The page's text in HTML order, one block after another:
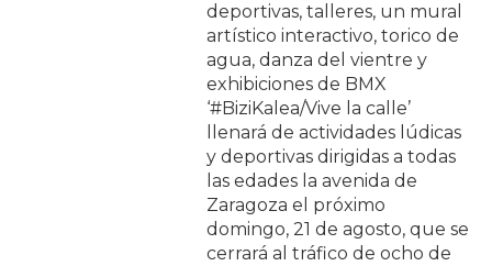
deportivas, talleres, un mural
artístico interactivo, torico de
agua, danza del vientre y
exhibiciones de BMX
‘#BiziKalea/Vive la calle’
llenará de actividades lúdicas
y deportivas dirigidas a todas
las edades la avenida de
Zaragoza el próximo
domingo, 21 de agosto, que se
cerrará al tráfico de ocho de